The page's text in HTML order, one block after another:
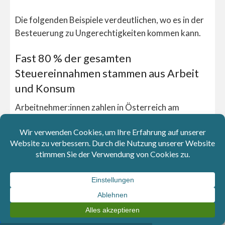
Die folgenden Beispiele verdeutlichen, wo es in der
Besteuerung zu Ungerechtigkeiten kommen kann.
Fast 80 % der gesamten
Steuereinnahmen stammen aus Arbeit
und Konsum
Arbeitnehmer:innen zahlen in Österreich am
Arbeitnehmer:innen durch ihre Arbeit und ihren
Konsum bezahlt– also durch Einkommensteuer und
Mehrwertsteuer. Nicht einmal1,5% der
Steuereinnahmen kommen aus
vermögensbezogenen Steuern wie
Grundsteuer oder Grunderwerbssteuer. In kaum
einem anderen Land ist dieser Anteil so niedrig.